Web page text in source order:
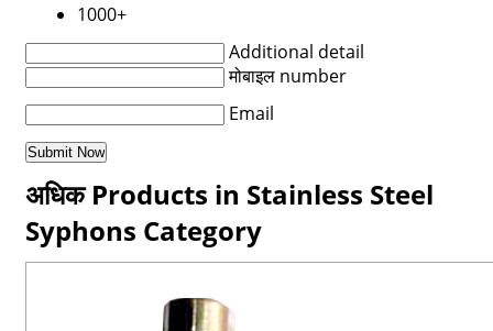
1000+
Additional detail
मोबाइल number
Email
अधिक Products in Stainless Steel
Syphons Category